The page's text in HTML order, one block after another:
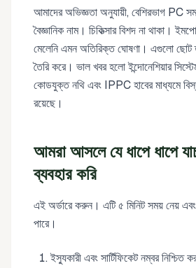
আমাদের অভিজ্ঞতা অনুযায়ী, বেশিরভাগ PC
বৈজ্ঞানিক নাম। চিকিত্সার বিশদ না থাকা।
মেলেনি এমন অতিরিক্ত ঘোষণা। এগুলো ছোট
তৈরি করে। ভাল খবর হলো ইন্দোনেশিয়ার
কোডযুক্ত নথি এবং IPPC হাবের মাধ্যমে
রয়েছে।
আমরা আসলে যে ধাপে ধাপে
ব্যবহার করি
এই অর্ডারে করুন। এটি ৫ মিনিট সময় নেয়
পারে।
ইস্যুকারী এবং সার্টিফিকেট নম্বর নিশ্চিত